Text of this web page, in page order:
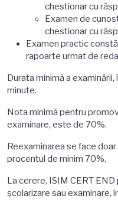
chestionar cu
Examen de
chestionar cu
Examen practic
rapoarte urmat de
Durata minimă a
minute.
Nota minimă pentru
examinare, este de 70%.
Reexaminarea se face
procentul de minim 70%.
La cerere, ISIM CERT
şcolarizare sau examinare,